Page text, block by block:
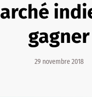
gagner
29 novembre 2018